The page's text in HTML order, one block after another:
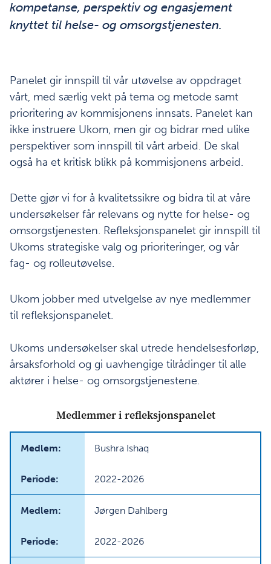
kompetanse, perspektiv og engasjement
knyttet til helse- og omsorgstjenesten.
Panelet gir innspill til vår utøvelse av oppdraget
vårt, med særlig vekt på tema og metode samt
prioritering av kommisjonens innsats. Panelet kan
ikke instruere Ukom, men gir og bidrar med ulike
perspektiver som innspill til vårt arbeid. De skal
også ha et kritisk blikk på kommisjonens arbeid.
Dette gjør vi for å kvalitetssikre og bidra til at våre
undersøkelser får relevans og nytte for helse- og
omsorgstjenesten. Refleksjonspanelet gir innspill til
Ukoms strategiske valg og prioriteringer, og vår
fag- og rolleutøvelse.
Ukom jobber med utvelgelse av nye medlemmer
til refleksjonspanelet.
Ukoms undersøkelser skal utrede hendelsesforløp,
årsaksforhold og gi uavhengige tilrådinger til alle
aktører i helse- og omsorgstjenestene.
Medlemmer i refleksjonspanelet
Bushra Ishaq
2022-2026
Jørgen Dahlberg
2022-2026